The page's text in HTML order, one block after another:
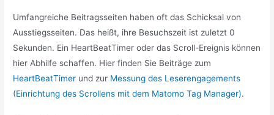
Umfangreiche Beitragsseiten haben oft das Schicksal von
Ausstiegsseiten. Das heißt, ihre Besuchszeit ist zuletzt 0
Sekunden. Ein HeartBeatTimer oder das Scroll-Ereignis können
hier Abhilfe schaffen. Hier finden Sie Beiträge zum
HeartBeatTimer und zur Messung des Leserengagements
(Einrichtung des Scrollens mit dem Matomo Tag Manager).